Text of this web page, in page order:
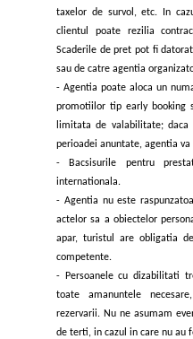
taxelor de survol, etc. In
clientul poate rezilia
Scaderile de pret pot fi
sau de catre agentia
- Agentia poate aloca un
promotiilor tip early booking
limitata de valabilitate; daca
perioadei anuntate, agentia
- Bacsisurile pentru
internationala.
- Agentia nu este
actelor sa a obiectelor
apar, turistul are obligatia
competente.
- Persoanele cu dizabilitati
toate amanuntele
rezervarii. Nu ne asumam
de terti, in cazul in care nu au